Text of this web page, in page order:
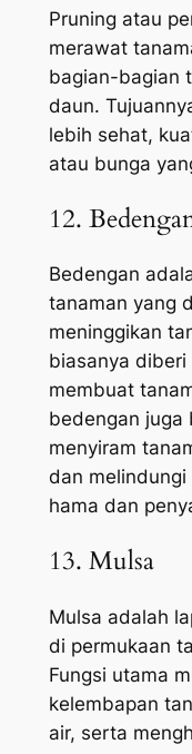
Pruning atau
merawat
bagian-bagian
daun.
lebih sehat,
atau bunga
12.
Bedengan
tanaman yang
meninggikan
biasanya
membuat
bedengan juga
menyiram
dan
hama dan
13. Mulsa
Mulsa adalah
di permukaan
Fungsi utama
kelembapan
air, serta